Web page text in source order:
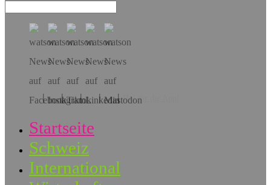
Hol dir die App!
Startseite
Schweiz
International